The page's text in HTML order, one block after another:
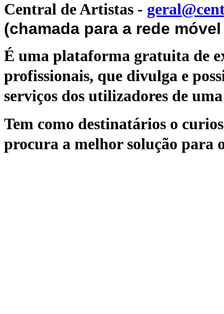
Central de Artistas -
(chamada para a rede
É uma plataforma gratuita de
profissionais, que divulga e
serviços dos utilizadores de
Tem como destinatários o
procura a melhor solução para